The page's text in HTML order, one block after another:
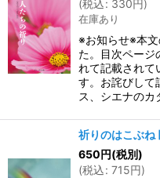
(税込: 330円)
在庫あり
※お知らせ※本
た。目次ページ
れて記載され
す。お詫びして
ス、シエナの
祈りのはこぶね
650円(税別)
(税込: 715円)